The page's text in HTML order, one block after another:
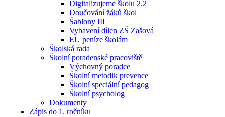
Digitalizujeme školu 2.2
Doučování žáků škol
Šablony III
Vybavení dílen ZŠ Zašová
EU peníze školám
Školská rada
Školní poradenské pracoviště
Výchovný poradce
Školní metodik prevence
Školní speciální pedagog
Školní psycholog
Dokumenty
Zápis do 1. ročníku